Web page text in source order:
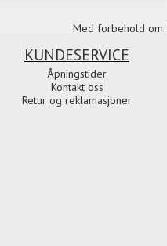
Med forbehold om
KUNDESERVICE
Åpningstider
Kontakt oss
Retur og reklamasjoner